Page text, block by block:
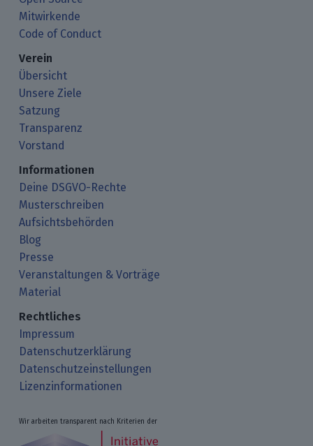
Mitwirkende
Code of Conduct
Verein
Übersicht
Unsere Ziele
Satzung
Transparenz
Vorstand
Informationen
Deine DSGVO-Rechte
Musterschreiben
Aufsichtsbehörden
Blog
Presse
Veranstaltungen & Vorträge
Material
Rechtliches
Impressum
Datenschutzerklärung
Datenschutzeinstellungen
Lizenzinformationen
Wir arbeiten transparent nach Kriterien der